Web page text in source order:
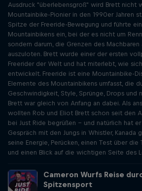
Ausdruck "überlebensgroß" wird Brett nicht
Mountainbike-Pionier in den 1990er Jahren
Spitze der Freeride-Bewegung und führte
Mountainbikens ein, bei der es nicht um
sondern darum, die Grenzen des Machbaren
auszuloten. Brett wurde einer der ersten
Freerider der Welt und hat miterlebt, wie
entwickelt. Freeride ist eine Mountainbike-
Elemente des Mountainbikens umfasst, die
Geschwindigkeit, Style, Sprünge, Drops und
Brett war gleich von Anfang an dabei. Als
wollten Rob und Eliot Brett schon seit den
bei Just Ride begrüßen - und natürlich hat
Gespräch mit den Jungs in Whistler, Kanada
seine Energie, Perücken, einen Test über die
und einen Blick auf die wichtigen Seite des
Cameron Wurfs Reise
Spitzensport